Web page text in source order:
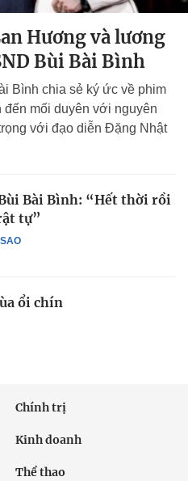
Hương và lương
Bùi Bài Bình
Bình chia sẻ ký ức về phim
mối duyên với nguyên
với đạo diễn Đặng Nhật
Bài Bình: “Hết thời rồi
tự”
ổi chín
Chính trị
Kinh doanh
Thể thao